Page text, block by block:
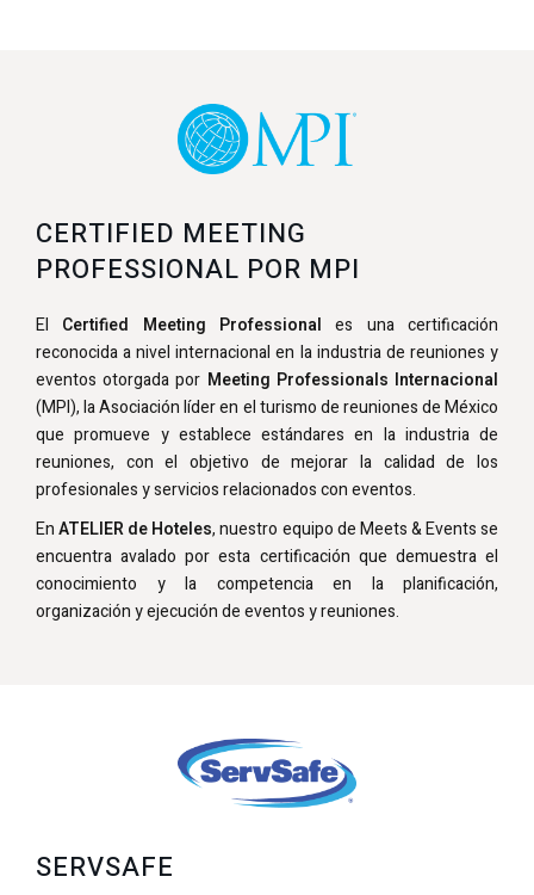
CERTIFIED MEETING
PROFESSIONAL POR MPI
El Certified Meeting Professional es una certificación
reconocida a nivel internacional en la industria de reuniones y
eventos otorgada por Meeting Professionals Internacional
(MPI), la Asociación líder en el turismo de reuniones de México
que promueve y establece estándares en la industria de
reuniones, con el objetivo de mejorar la calidad de los
profesionales y servicios relacionados con eventos.
EnATELIER de Hoteles, nuestro equipo de Meets & Events se
encuentra avalado por esta certificación que demuestra el
conocimiento y la competencia en la planificación,
organización y ejecución de eventos y reuniones.
SERVSAFE